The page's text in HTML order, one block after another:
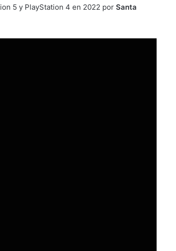
5 y PlayStation 4 en 2022 por Santa